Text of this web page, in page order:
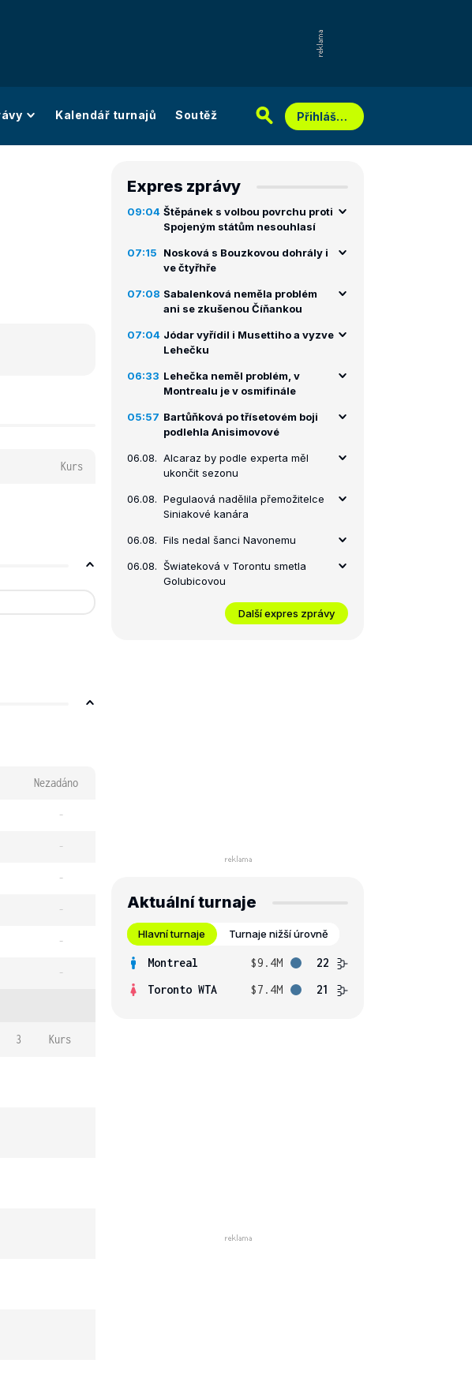
Kalendář turnajů Soutěž Přihlášení
Kurs
Nezadáno
-
-
-
-
-
-
3 Kurs
Expres zprávy
09:04 Štěpánek s volbou povrchu proti
Spojeným státům nesouhlasí
07:15
Nosková s Bouzkovou dohrály i
ve čtyřhře
07:08 Sabalenková neměla problém
ani se zkušenou Číňankou
07:04 Jódar vyřídil i Musettiho a vyzve
Lehečku
06:33 Lehečka neměl problém, v
Montrealu je v osmifinále
05:57 Bartůňková po třísetovém boji
podlehla Anisimovové
06.08. Alcaraz by podle experta měl
ukončit sezonu
06.08. Pegulaová nadělila přemožitelce
Siniakové kanára
06.08. Fils nedal šanci Navonemu
06.08. Šwiateková v Torontu smetla
Golubicovou
Další expres zprávy
Aktuální turnaje
Hlavní turnaje Turnaje nižší úrovně
Montreal $9.4M
22
Toronto WTA
$7.4M 21